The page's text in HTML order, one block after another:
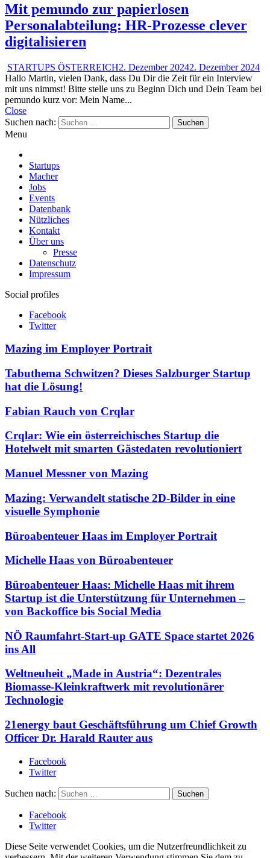
Mit pemundo zur papierlosen
Personalabteilung: HR-Prozesse clever
digitalisieren
STARTUPS ÖSTERREICH2. Dezember 20242. Dezember 2024
Hallo Martin, vielen Dank, dass Du Dir die Zeit für ein Interview
mit uns nimmst! Bitte stelle uns zu Beginn Dich und Dein Team bei
pemundo kurz vor: Mein Name...
Close
Suchen nach:
Menu
Startups
Macher
Jobs
Events
Datenbank
Nützliches
Kontakt
Über uns
Presse
Datenschutz
Impressum
Social profiles
Facebook
Twitter
Mazing im Employer Portrait
Tabuthema Schwitzen? Dieses Salzburger Startup
hat die Lösung!
Fabian Rauch von Crqlar
Crqlar: Wie ein österreichisches Startup die
Hotelwelt mit smarten Gästedaten revolutioniert
Manuel Messner von Mazing
Mazing: Verwandelt statische 2D-Bilder in eine
visuelle Symphonie
Büroabenteuer Haas im Employer Portrait
Michelle Haas von Büroabenteuer
Büroabenteuer Haas: Michelle Haas mit ihrem
Startup ist die Unterstützung für Unternehmen –
von Backoffice bis Social Media
NÖ Raumfahrt-Start-up GATE Space startet 2026
ins All
Weltneuheit „Made in Austria“: Dezentrales
Biomasse-Kleinkraftwerk mit revolutionärer
Technologie
21energy baut Geschäftsführung um Chief Growth
Officer Dr. Harald Rauter aus
Facebook
Twitter
Suchen nach:
Facebook
Twitter
Diese Seite verwendet Cookies, um die Nutzerfreundlichkeit zu